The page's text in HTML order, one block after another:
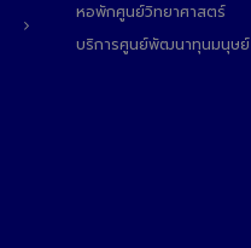
หอพักศูนย์วิทยาศาสตร์
บริการศูนย์พัฒนาทุนมนุษย์